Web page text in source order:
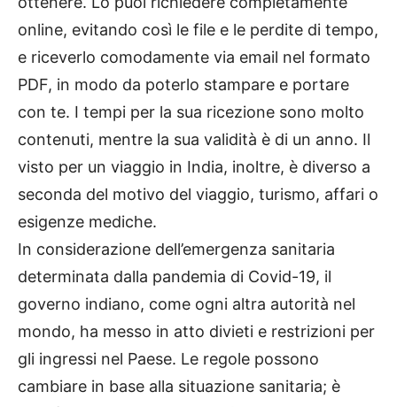
online, evitando così le file e le perdite di tempo,
e riceverlo comodamente via email nel formato
PDF, in modo da poterlo stampare e portare
con te. I tempi per la sua ricezione sono molto
contenuti, mentre la sua validità è di un anno. Il
visto per un viaggio in India, inoltre, è diverso a
seconda del motivo del viaggio, turismo, affari o
esigenze mediche.
In considerazione dell’emergenza sanitaria
determinata dalla pandemia di Covid-19, il
governo indiano, come ogni altra autorità nel
mondo, ha messo in atto divieti e restrizioni per
gli ingressi nel Paese. Le regole possono
cambiare in base alla situazione sanitaria; è